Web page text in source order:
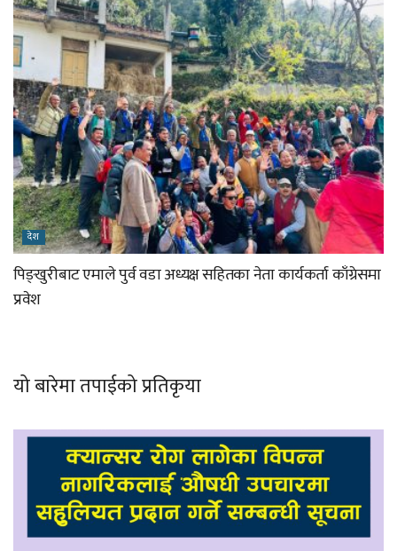
देश
पिङ्खुरीबाट एमाले पुर्व वडा अध्यक्ष सहितका नेता कार्यकर्ता काँग्रेसमा
प्रवेश
यो बारेमा तपाईको प्रतिकृया